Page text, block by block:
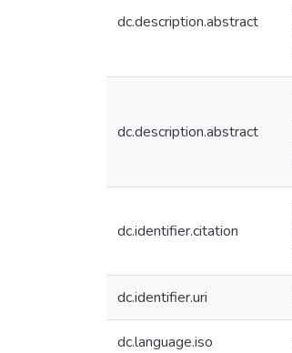
dc.description.abstract
dc.description.abstract
dc.identifier.citation
dc.identifier.uri
dc.language.iso